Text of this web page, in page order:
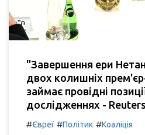
"Завершення ери
двох колишніх прем'єр-
займає провідні
дослідженнях -
#Євреї #Політик #Коаліція